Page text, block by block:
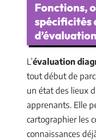
Fonctions,
spécificités
d’évaluation
L’évaluation
tout début de
un état des lieux
apprenants. Elle
cartographier les
connaissances